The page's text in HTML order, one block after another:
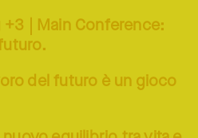
+3 | Main Conference:
del futuro è un gioco